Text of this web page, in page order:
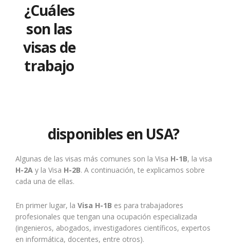
¿Cuáles
son las
visas de
trabajo
disponibles en USA?
Algunas de las visas más comunes son la Visa H-1B, la visa
H-2A y la Visa H-2B. A continuación, te explicamos sobre
cada una de ellas.
En primer lugar, la Visa H-1B es para trabajadores
profesionales que tengan una ocupación especializada
(ingenieros, abogados, investigadores científicos, expertos
en informática, docentes, entre otros).